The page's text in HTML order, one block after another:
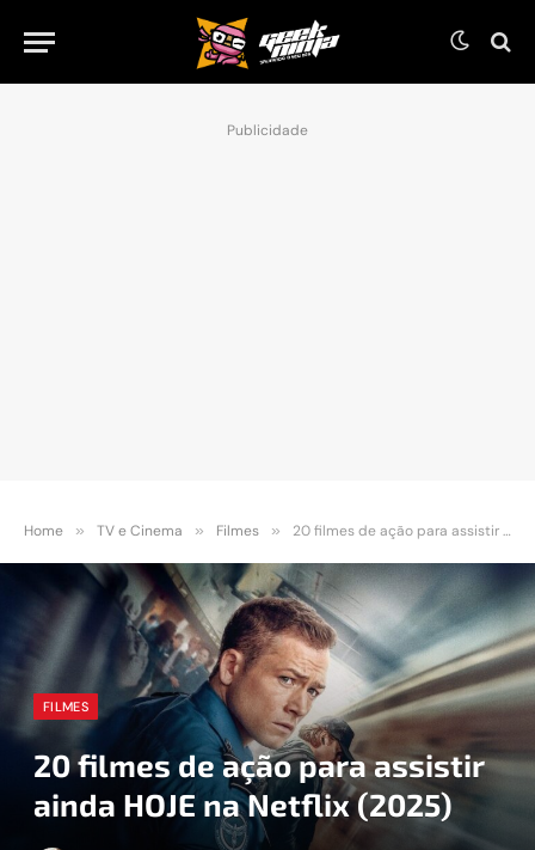
Publicidade
Home » TV e Cinema » Filmes » 20 filmes de ação para assistir ainda HOJE na Netflix (2025)
FILMES
20 filmes de ação para assistir
ainda HOJE na Netflix (2025)